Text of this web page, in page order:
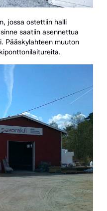
jossa ostettiin halli
saatiin asennettua
Pääskylahteen muuton